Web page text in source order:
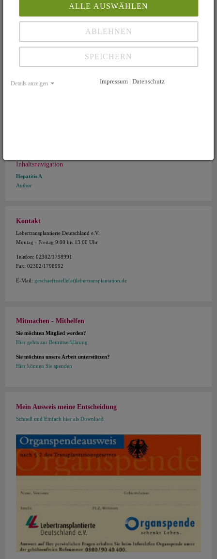
Inhaltsnavigation
Hepatitis A
Author
Kontakt
Lebertransplantierte Deutschland e.V.
Montag - Freitag 9:00 bis 13:00 Uhr
Telefon: 02302/1798991
Fax: 02302/1798992
E-Mail: geschaeftsstelle(at)lebertransplantation.de
Mitmachen - Mithelfen
Sie möchten Mitglied werden?
Hier gehts zur Beitrittserklärung
Sie möchten unsere Arbeit unterstützen?
Hier können Sie spenden
Mein Ausweis meine Entscheidung
Schnell und Einfach hier als Download
ALLE AUSWÄHLEN
ABLEHNEN
SPEICHERN
Details anzeigen Impressum | Datenschutz